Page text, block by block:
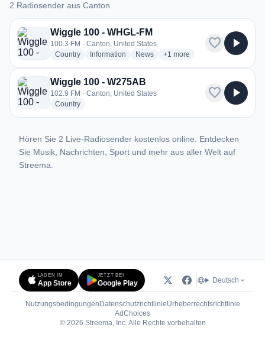
2 Radiosender aus Canton
2 Radiosender aus Canton
Wiggle 100 - WHGL-FM
100.3 FM · Canton, United States
Countryradio stations
Information radio stations
Newsradio stations
+1 more genres for Wiggle 100
more
favorite play_arrow
Wiggle 100 - W275AB
102.9 FM · Canton, United States
Countryradio stations
favorite play_arrow
Hören Sie 2 Live-Radiosender kostenlos online. Entdecken
Sie Musik, Nachrichten, Sport und mehr aus aller Welt auf
Streema.
LADEN IM
App Store
JETZT BEI
Google Play Deutsch
Nutzungsbedingungen DatenschutzrichtlinieUrheberrechtsrichtlinie
AdChoices(öffnet in neuem Tab)
© 2026 Streema, Inc. Alle Rechte vorbehalten